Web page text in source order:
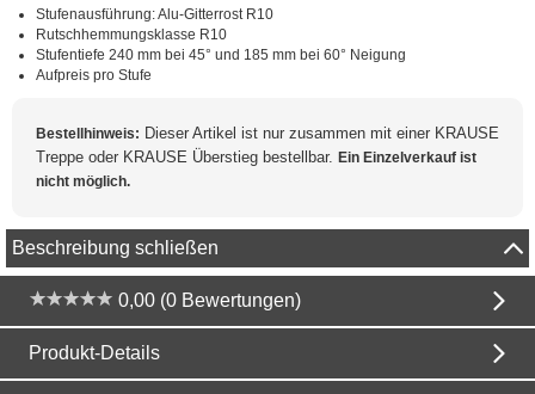
Stufenausführung: Alu-Gitterrost R10
Rutschhemmungsklasse R10
Stufentiefe 240 mm bei 45° und 185 mm bei 60° Neigung
Aufpreis pro Stufe
Bestellhinweis: Dieser Artikel ist nur zusammen mit einer KRAUSE
Treppe oder KRAUSE Überstieg bestellbar. Ein Einzelverkauf ist
nicht möglich.
Beschreibung schließen
0,00 (0 Bewertungen)
Produkt-Details